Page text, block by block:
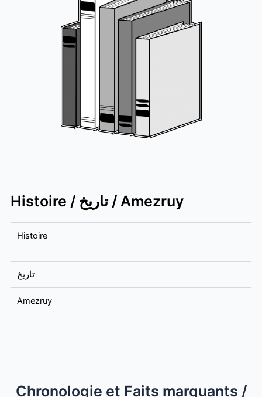
Histoire / تاريخ / Amezruy
Histoire
تاريخ
Amezruy
Chronologie et Faits marquants /